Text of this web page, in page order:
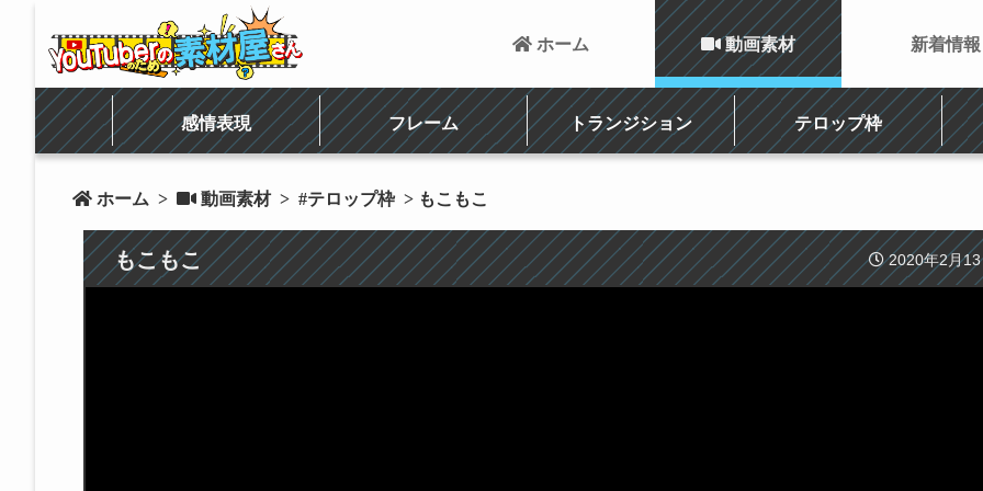
 ホーム  動画素材
感情表現 フレーム トランジション テロップ枠
新着情報
 ホーム >  動画素材 > #テロップ枠 > もこもこ
もこもこ 2020年2月